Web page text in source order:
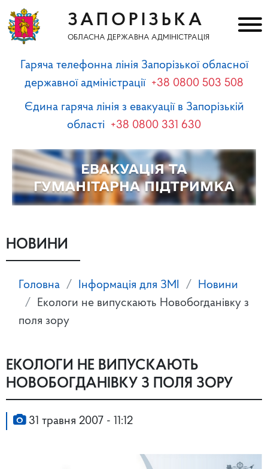
ЗАПОРІЗЬКА
ОБЛАСНА ДЕРЖАВНА АДМІНІСТРАЦІЯ
Гаряча телефонна лінія Запорізької обласної
державної адміністрації +38 0800 503 508
Єдина гаряча лінія з евакуації в Запорізькій
області +38 0800 331 630
НОВИНИ
Головна Інформація для ЗМІ
Новини
Екологи не випускають Новобогданівку з
поля зору
ЕКОЛОГИ НЕ ВИПУСКАЮТЬ
НОВОБОГДАНІВКУ З ПОЛЯ ЗОРУ
31 травня 2007 - 11:12